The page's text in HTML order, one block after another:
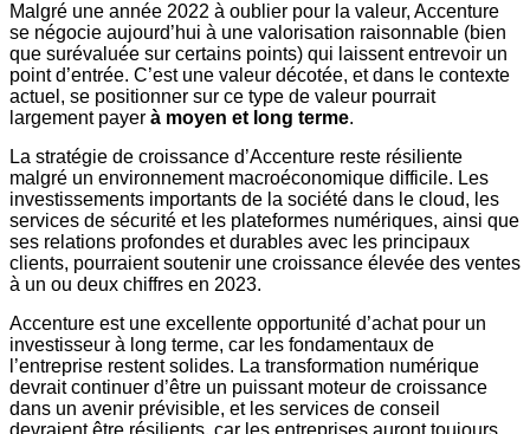
Malgré une année 2022 à oublier pour la valeur, Accenture
se négocie aujourd’hui à une valorisation raisonnable (bien
que surévaluée sur certains points) qui laissent entrevoir un
point d’entrée. C’est une valeur décotée, et dans le contexte
actuel, se positionner sur ce type de valeur pourrait
largement payer à moyen et long terme.
La stratégie de croissance d’Accenture reste résiliente
malgré un environnement macroéconomique difficile. Les
investissements importants de la société dans le cloud, les
services de sécurité et les plateformes numériques, ainsi que
ses relations profondes et durables avec les principaux
clients, pourraient soutenir une croissance élevée des ventes
à un ou deux chiffres en 2023.
Accenture est une excellente opportunité d’achat pour un
investisseur à long terme, car les fondamentaux de
l’entreprise restent solides. La transformation numérique
devrait continuer d’être un puissant moteur de croissance
dans un avenir prévisible, et les services de conseil